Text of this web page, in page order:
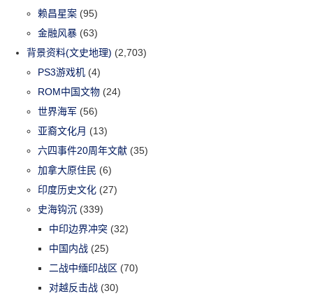
赖昌星案 (95)
金融风暴 (63)
背景资料(文史地理) (2,703)
PS3游戏机 (4)
ROM中国文物 (24)
世界海军 (56)
亚裔文化月 (13)
六四事件20周年文献 (35)
加拿大原住民 (6)
印度历史文化 (27)
史海钩沉 (339)
中印边界冲突 (32)
中国内战 (25)
二战中缅印战区 (70)
对越反击战 (30)